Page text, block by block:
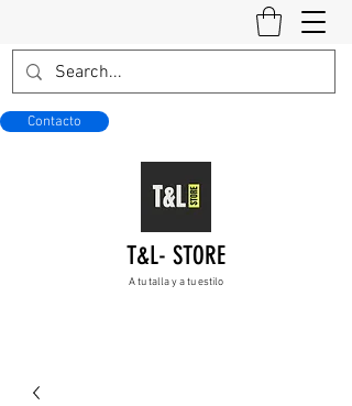
Contacto
T&L- STORE
A tu talla y a tu estilo